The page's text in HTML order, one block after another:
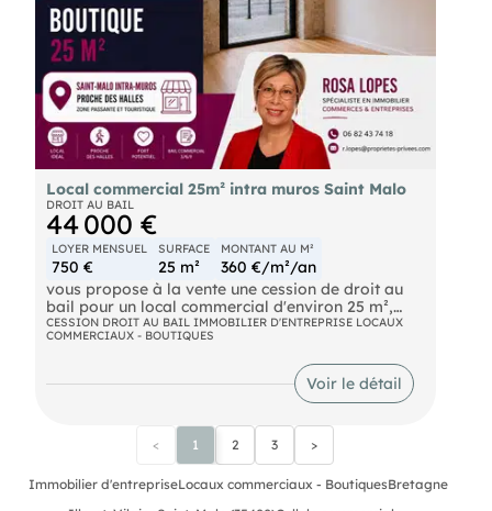
Local commercial 25m² intra muros Saint Malo
DROIT AU BAIL
44 000 €
LOYER MENSUEL
750 €
SURFACE
25 m²
MONTANT AU M²
360 €/m²/an
vous propose à la vente une cession de droit au
bail pour un local commercial d'environ 25 m²,
idéalement situé au coeur de Saint-Malo Intra-
Muros.
Le local bénéficie d'un bail 3/6/9, autorisant tout
commerce sauf restauration et activités générant
Atout majeur : faible loyer de 750 euros TTC par
mois, avec une taxe foncière de seulement 490
CESSION DROIT AU BAIL IMMOBILIER D'ENTREPRISE LOCAUX
COMMERCIAUX - BOUTIQUES
Voir le détail
< 1 2 3 >
Immobilier d'entrepriseLocaux commerciaux - BoutiquesBretagne